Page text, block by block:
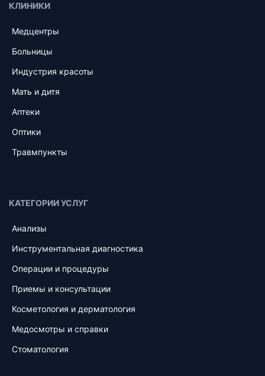
КЛИНИКИ
Медцентры
Больницы
Индустрия красоты
Мать и дитя
Аптеки
Оптики
Травмпункты
КАТЕГОРИИ УСЛУГ
Анализы
Инструментальная диагностика
Операции и процедуры
Приемы и консультации
Косметология и дерматология
Медосмотры и справки
Стоматология